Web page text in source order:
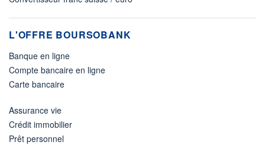
L'OFFRE BOURSOBANK
Banque en ligne
Compte bancaire en ligne
Carte bancaire
Assurance vie
Crédit immobilier
Prêt personnel